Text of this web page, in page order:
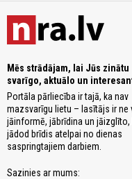
Mēs strādājam, lai Jūs zinātu
svarīgo, aktuālo un
Portāla pārliecība ir tajā, ka nav
mazsvarīgu lietu – lasītājs ir ne
jāinformē, jābrīdina un jāizglīto,
jādod brīdis atelpai no dienas
saspringtajiem darbiem.
Sazinies ar mums: